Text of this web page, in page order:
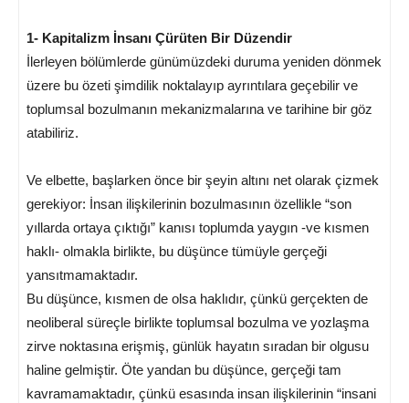
1- Kapitalizm İnsanı Çürüten Bir Düzendir
İlerleyen bölümlerde günümüzdeki duruma yeniden dönmek
üzere bu özeti şimdilik noktalayıp ayrıntılara geçebilir ve
toplumsal bozulmanın mekanizmalarına ve tarihine bir göz
atabiliriz.
Ve elbette, başlarken önce bir şeyin altını net olarak çizmek
gerekiyor: İnsan ilişkilerinin bozulmasının özellikle “son
yıllarda ortaya çıktığı” kanısı toplumda yaygın -ve kısmen
haklı- olmakla birlikte, bu düşünce tümüyle gerçeği
yansıtmamaktadır.
Bu düşünce, kısmen de olsa haklıdır, çünkü gerçekten de
neoliberal süreçle birlikte toplumsal bozulma ve yozlaşma
zirve noktasına erişmiş, günlük hayatın sıradan bir olgusu
haline gelmiştir. Öte yandan bu düşünce, gerçeği tam
kavramamaktadır, çünkü esasında insan ilişkilerinin “insani